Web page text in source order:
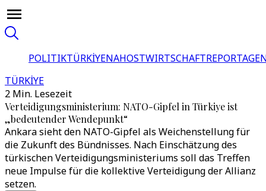
POLITIKTÜRKİYENAHOSTWIRTSCHAFT
TÜRKİYE
2 Min. Lesezeit
Verteidigungsministerium: NATO-Gipfel in Türkiye ist
„bedeutender Wendepunkt“
Ankara sieht den NATO-Gipfel als Weichenstellung für
die Zukunft des Bündnisses. Nach Einschätzung des
türkischen Verteidigungsministeriums soll das Treffen
neue Impulse für die kollektive Verteidigung der Allianz
setzen.